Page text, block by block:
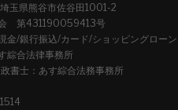
県熊谷市佐谷田1001-2
第431190059413号
金/銀行振込/カード/ショッピングローン
綜合法律事務所
書士：あす綜合法務事務所